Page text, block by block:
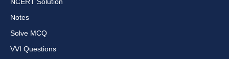
Notes
Solve MCQ
VVI Questions